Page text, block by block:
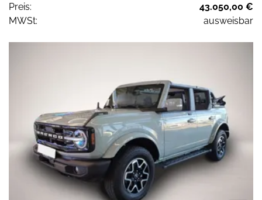
Preis:
43.050,00 €
MWSt:
ausweisbar